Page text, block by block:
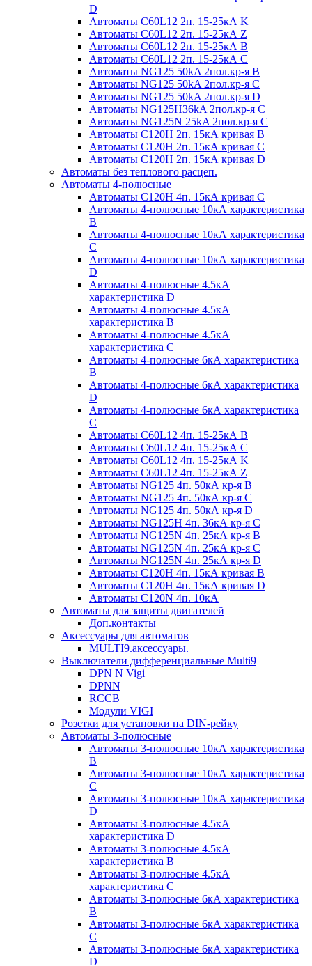
D
Автоматы C60L12 2п. 15-25кА K
Автоматы C60L12 2п. 15-25кА Z
Автоматы C60L12 2п. 15-25кА B
Автоматы C60L12 2п. 15-25кА C
Автоматы NG125 50kA 2пол.кр-я B
Автоматы NG125 50kA 2пол.кр-я C
Автоматы NG125 50kA 2пол.кр-я D
Автоматы NG125H36kA 2пол.кр-я C
Автоматы NG125N 25kA 2пол.кр-я C
Автоматы С120H 2п. 15кА кривая B
Автоматы С120H 2п. 15кА кривая C
Автоматы С120H 2п. 15кА кривая D
Автоматы без теплового расцеп.
Автоматы 4-полюсные
Автоматы С120H 4п. 15кА кривая C
Автоматы 4-полюсные 10кА характеристика
B
Автоматы 4-полюсные 10кА характеристика
C
Автоматы 4-полюсные 10кА характеристика
D
Автоматы 4-полюсные 4.5кА
характеристика D
Автоматы 4-полюсные 4.5кА
характеристика В
Автоматы 4-полюсные 4.5кА
характеристика С
Автоматы 4-полюсные 6кА характеристика
B
Автоматы 4-полюсные 6кА характеристика
D
Автоматы 4-полюсные 6кА характеристика
С
Автоматы C60L12 4п. 15-25кА B
Автоматы C60L12 4п. 15-25кА C
Автоматы C60L12 4п. 15-25кА K
Автоматы C60L12 4п. 15-25кА Z
Автоматы NG125 4п. 50кА кр-я B
Автоматы NG125 4п. 50кА кр-я C
Автоматы NG125 4п. 50кА кр-я D
Автоматы NG125H 4п. 36кА кр-я C
Автоматы NG125N 4п. 25кА кр-я B
Автоматы NG125N 4п. 25кА кр-я C
Автоматы NG125N 4п. 25кА кр-я D
Автоматы С120H 4п. 15кА кривая B
Автоматы С120H 4п. 15кА кривая D
Автоматы С120N 4п. 10кА
Автоматы для защиты двигателей
Доп.контакты
Аксессуары для автоматов
MULTI9.аксессуары.
Выключатели дифференциальные Multi9
DPN N Vigi
DPNN
RCCB
Модули VIGI
Розетки для установки на DIN-рейку
Автоматы 3-полюсные
Автоматы 3-полюсные 10кА характеристика
B
Автоматы 3-полюсные 10кА характеристика
C
Автоматы 3-полюсные 10кА характеристика
D
Автоматы 3-полюсные 4.5кА
характеристика D
Автоматы 3-полюсные 4.5кА
характеристика В
Автоматы 3-полюсные 4.5кА
характеристика С
Автоматы 3-полюсные 6кА характеристика
B
Автоматы 3-полюсные 6кА характеристика
C
Автоматы 3-полюсные 6кА характеристика
D